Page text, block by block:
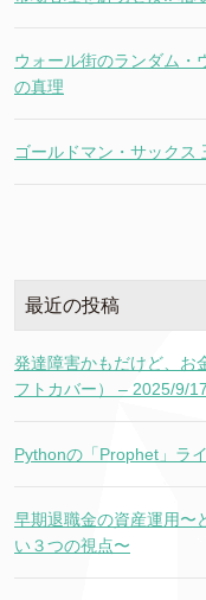
ウォール街のランダム・
の真理
ゴールドマン・サックス
最近の投稿
発達障害かもだけど、お
フトカバー） – 2025/9/17
Pythonの「Prophet」ラ
早期退職金の資産運用〜
い３つの視点〜